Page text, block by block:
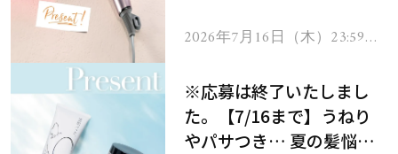
ヘアドライヤー ジュエル
2026年7月16日（木）23:59ま
※応募は終了いたしまし
た。【7/16まで】うねり
やパサつき… 夏の髪悩み